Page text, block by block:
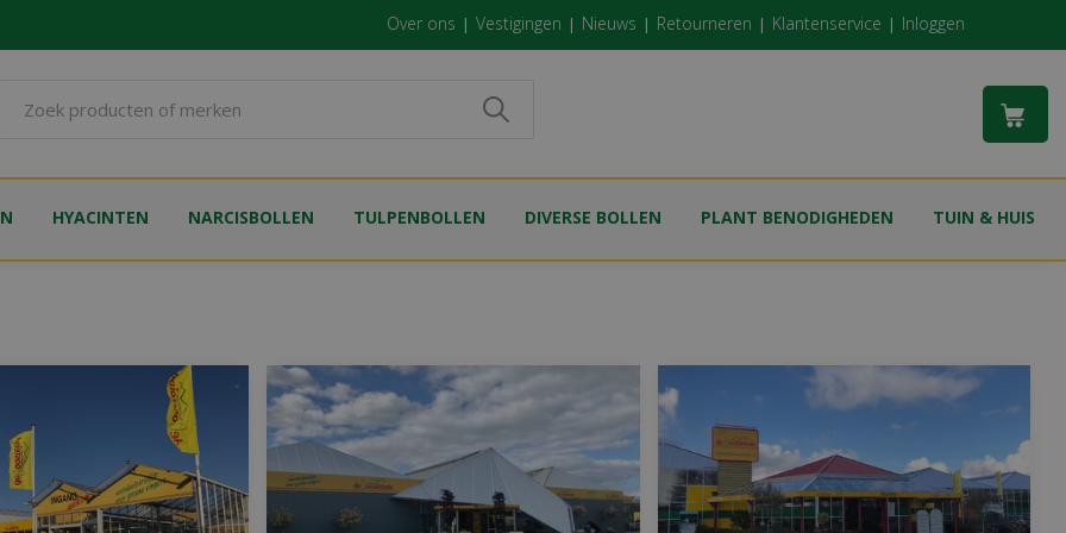
Over ons Vestigingen Nieuws Retourneren Klantenservice Inloggen
HYACINTEN NARCISBOLLEN TULPENBOLLEN DIVERSE BOLLEN PLANT BENODIGHEDEN TUIN & HUIS